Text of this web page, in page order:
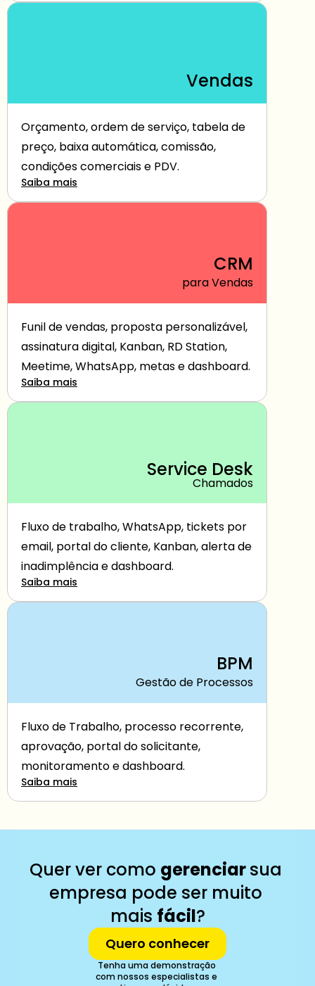
Vendas
Orçamento, ordem de serviço, tabela de
preço, baixa automática, comissão,
condições comerciais e PDV.
Saiba mais
CRM
para Vendas
Funil de vendas, proposta personalizável,
assinatura digital, Kanban, RD Station,
Meetime, WhatsApp, metas e dashboard.
Saiba mais
Service Desk
Chamados
Fluxo de trabalho, WhatsApp, tickets por
email, portal do cliente, Kanban, alerta de
inadimplência e dashboard.
Saiba mais
BPM
Gestão de Processos
Fluxo de Trabalho, processo recorrente,
aprovação, portal do solicitante,
monitoramento e dashboard.
Saiba mais
Quer ver como gerenciar sua
empresa pode ser muito
mais fácil?
Quero conhecer
Tenha uma demonstração
com nossos especialistas e